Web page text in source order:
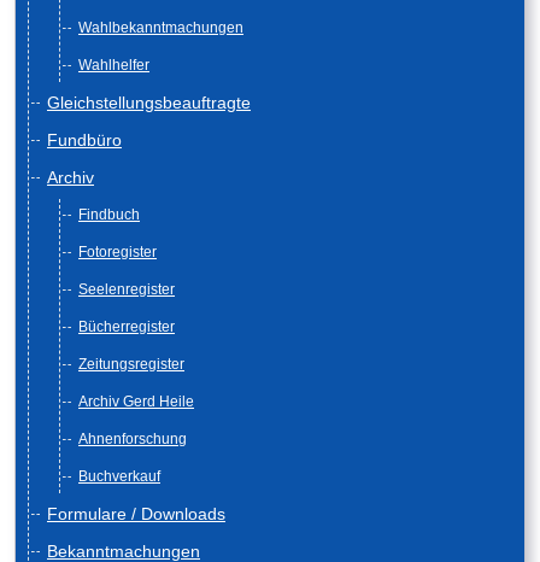
Wahlbekanntmachungen
Wahlhelfer
Gleichstellungsbeauftragte
Fundbüro
Archiv
Findbuch
Fotoregister
Seelenregister
Bücherregister
Zeitungsregister
Archiv Gerd Heile
Ahnenforschung
Buchverkauf
Formulare / Downloads
Bekanntmachungen